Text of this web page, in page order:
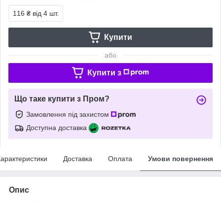
116 ₴ від 4 шт.
Купити
або
Купити з
Що таке купити з Пром?
Замовлення під захистом
Доступна доставка
Доставка Оплата Умови повернення
Опис